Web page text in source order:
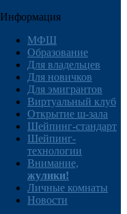
Информация
МФШ
Образование
Для владельцев
Для новичков
Для эмигрантов
Виртуальный клуб
Открытие ш-зала
Шейпинг-стандарт
Шейпинг-
технологии
Внимание,
жулики!
Личные комнаты
Новости